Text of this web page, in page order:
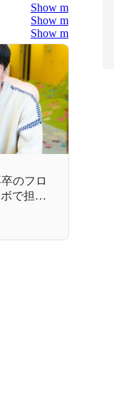
Show more
Show more
Show more
のフロ
で担当